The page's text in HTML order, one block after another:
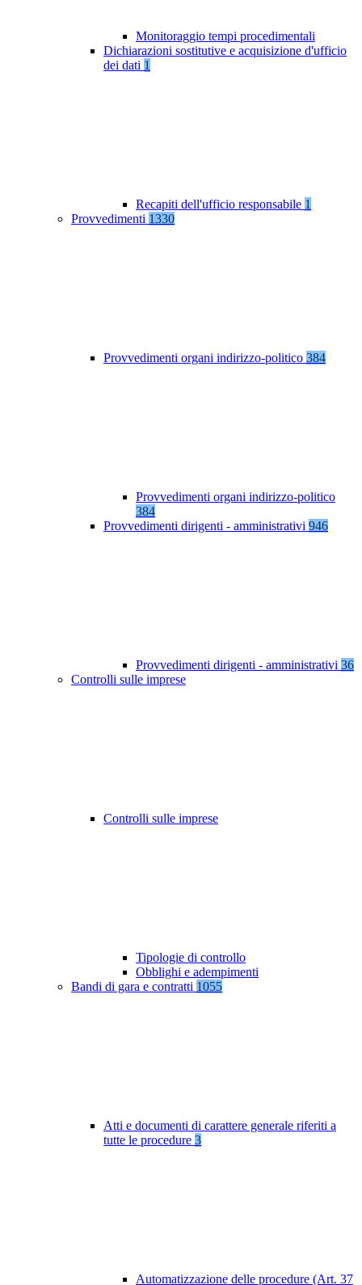
Monitoraggio tempi procedimentali
Dichiarazioni sostitutive e acquisizione d'ufficio
dei dati 1
Recapiti dell'ufficio responsabile 1
Provvedimenti 1330
Provvedimenti organi indirizzo-politico 384
Provvedimenti organi indirizzo-politico
384
Provvedimenti dirigenti - amministrativi 946
Provvedimenti dirigenti - amministrativi 36
Controlli sulle imprese
Controlli sulle imprese
Tipologie di controllo
Obblighi e adempimenti
Bandi di gara e contratti 1055
Atti e documenti di carattere generale riferiti a
tutte le procedure 3
Automatizzazione delle procedure (Art. 37